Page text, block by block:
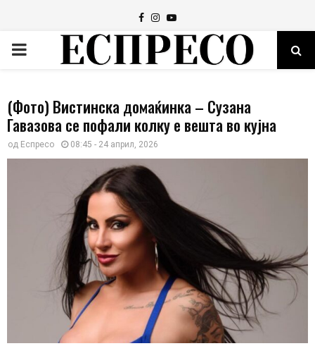
Facebook
Instagram
Youtube
PRIMARY
(Фото) Вистинска домаќинка – Сузана
Гавазова се пофали колку е вешта во кујна
од Еспресо 08:45 - 24 април, 2026